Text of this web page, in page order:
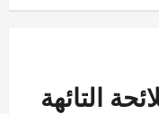
التائهة